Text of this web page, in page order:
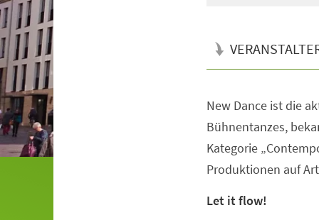
New Dance ist die
Bühnentanzes,
Kategorie
Produktionen auf
Let it flow!